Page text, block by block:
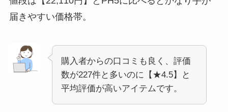
届きやすい価格帯。
購入者からの口コミも良く、評価
数が227件と多いのに【★4.5】と
平均評価が高いアイテムです。